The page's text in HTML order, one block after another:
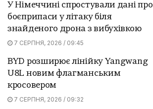
У Німеччині спростували дані про
боєприпаси у літаку біля
знайденого дрона з вибухівкою
7 СЕРПНЯ, 2026 / 09:45
BYD розширює лінійку Yangwang
U8L новим флагманським
кросовером
7 СЕРПНЯ, 2026 / 09:32